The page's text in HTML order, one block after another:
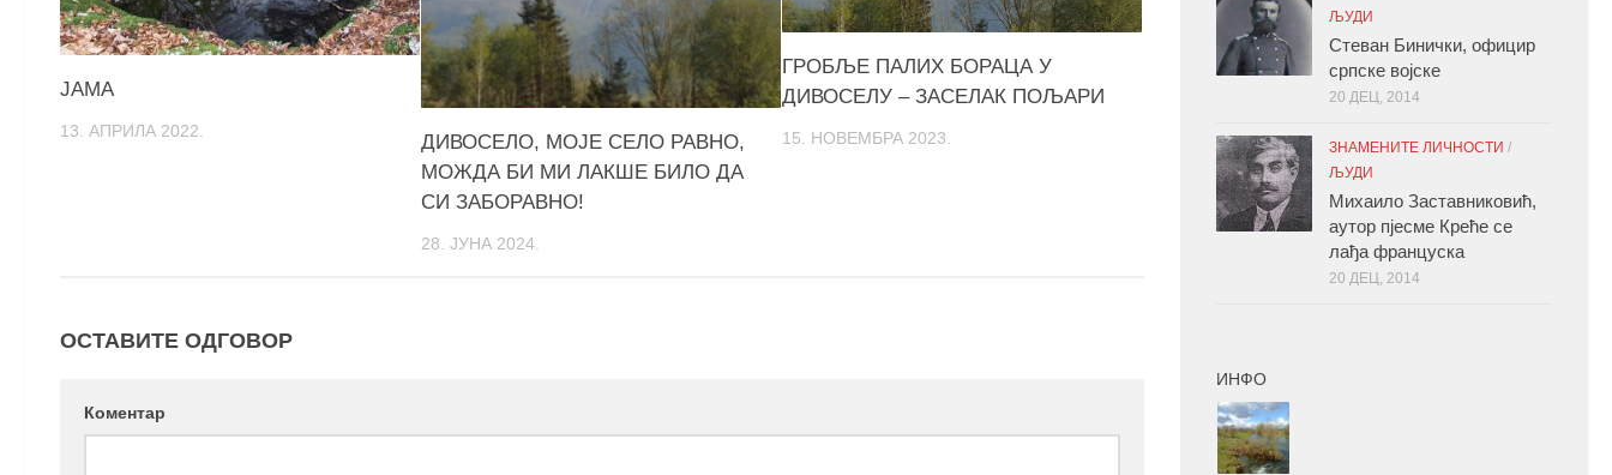
ЈАМА
13. АПРИЛА 2022.
ДИВОСЕЛО, МОЈЕ СЕЛО РАВНО,
МОЖДА БИ МИ ЛАКШЕ БИЛО ДА
СИ ЗАБОРАВНО!
28. ЈУНА 2024.
ГРОБЉЕ ПАЛИХ БОРАЦА У
ДИВОСЕЛУ – ЗАСЕЛАК ПОЉАРИ
15. НОВЕМБРА 2023.
ОСТАВИТЕ ОДГОВОР
Коментар
ЉУДИ
Стеван Бинички, официр
српске војске
20 ДЕЦ, 2014
ЗНАМЕНИТЕ ЛИЧНОСТИ /
ЉУДИ
Михаило Заставниковић,
аутор пјесме Креће се
лађа француска
20 ДЕЦ, 2014
ИНФО